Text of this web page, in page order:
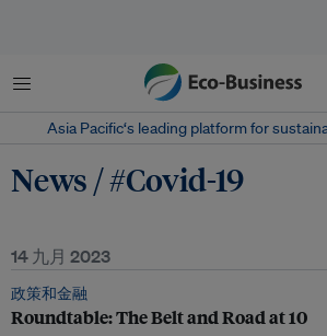
菜单
Asia Pacific‘s leading platform for
News / #Covid-19
14 九月 2023
政策和金融
Roundtable: The Belt and Road at 10